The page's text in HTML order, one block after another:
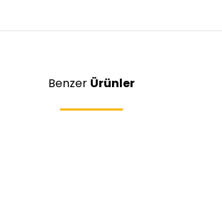
Benzer Ürünler